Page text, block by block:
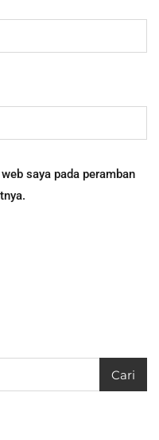
saya pada peramban
Cari